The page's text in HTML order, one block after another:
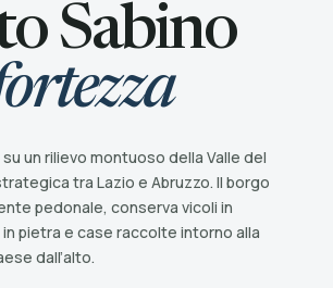
Sabino
un rilievo montuoso della Valle del
tra Lazio e Abruzzo. Il borgo
pedonale, conserva vicoli in
pietra e case raccolte intorno alla
dall’alto.